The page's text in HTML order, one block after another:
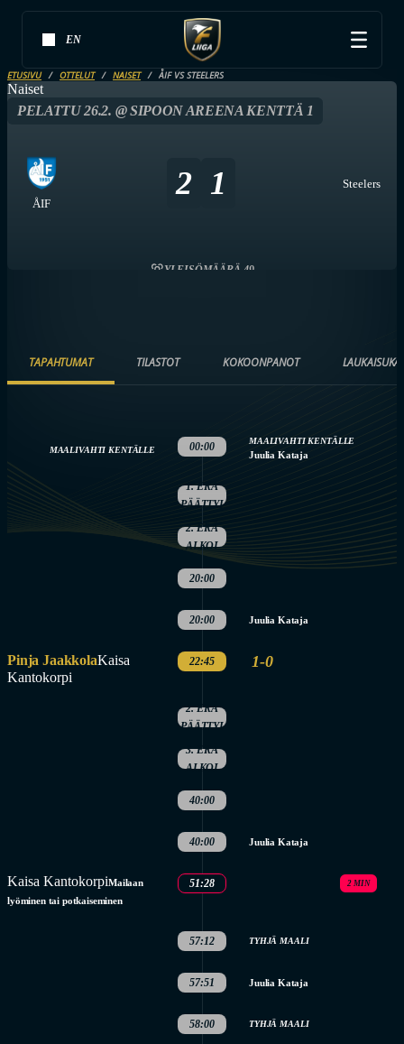
EN
ETUSIVU OTTELUT NAISET ÅIF VS STEELERS
Naiset
PELATTU 26.2. @ SIPOON AREENA KENTTÄ 1
ÅIF
2 1 Steelers
YLEISÖMÄÄRÄ 49
TAPAHTUMAT TILASTOT KOKOONPANOT
MAALIVAHTI KENTÄLLE 00:00 MAALIVAHTI KENTÄLLE
Juulia Kataja
1. ERÄ
PÄÄTTYI
2. ERÄ
ALKOI
20:00
20:00 Juulia Kataja
Pinja JaakkolaKaisa
Kantokorpi
22:45 1-0
2. ERÄ
PÄÄTTYI
3. ERÄ
ALKOI
40:00
40:00 Juulia Kataja
Kaisa KantokorpiMailaan
lyöminen tai potkaiseminen
2 MIN
51:28
57:12 TYHJÄ MAALI
57:51 Juulia Kataja
58:00 TYHJÄ MAALI